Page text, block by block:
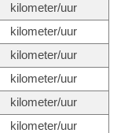
kilometer/uur
kilometer/uur
kilometer/uur
kilometer/uur
kilometer/uur
kilometer/uur